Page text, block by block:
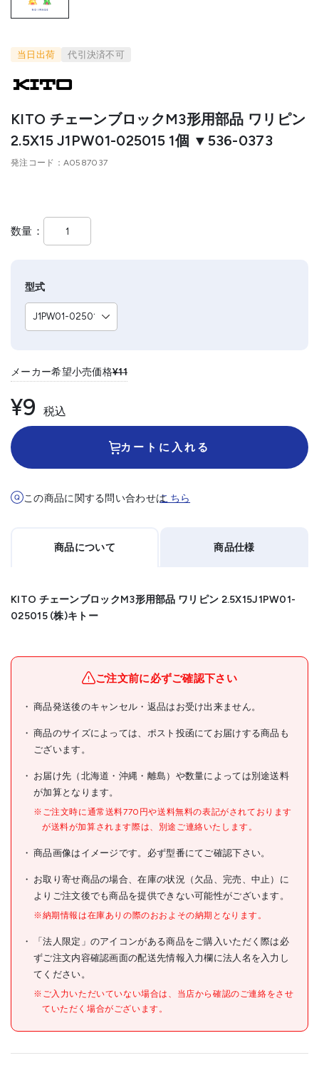
当日出荷 代引決済不可
KITO チェーンブロックM3形用部品 ワリピン
2.5X15 J1PW01-025015 1個 ▼536-0373
発注コード A0587037
数量
型式
メーカー希望小売価格¥11
¥9 税込
カートに入れる
この商品に関する問い合わせはこちら
商品について
KITO チェーンブロックM3形用部品 ワリピン 2.5X15J1PW01-
025015 (株)キトー
商品仕様
ブランド名 KITO
商品名
KITO チェーンブロックM3
形用部品 ワリピン 2.5X15
型式 J1PW01-025015
JANコード
仕様
●品名:ワリピン 2.5×15
●適合機種:M3(1t、1.5t、
原産国
注意事項
組立品
ご注文前に必ずご確認下さい
商品発送後のキャンセル・返品はお受け出来ません。
商品のサイズによっては、ポスト投函にてお届けする商品も
ございます。
お届け先（北海道・沖縄・離島）や数量によっては別途送料
が加算となります。
※ご注文時に通常送料770円や送料無料の表記がされております
が送料が加算されます際は、別途ご連絡いたします。
商品画像はイメージです。必ず型番にてご確認下さい。
お取り寄せ商品の場合、在庫の状況（欠品、完売、中止）に
よりご注文後でも商品を提供できない可能性がございます。
※納期情報は在庫ありの際のおおよその納期となります。
「法人限定」のアイコンがある商品をご購入いただく際は必
ずご注文内容確認画面の配送先情報入力欄に法人名を入力し
てください。
※ご入力いただいていない場合は、当店から確認のご連絡をさせ
ていただく場合がございます。